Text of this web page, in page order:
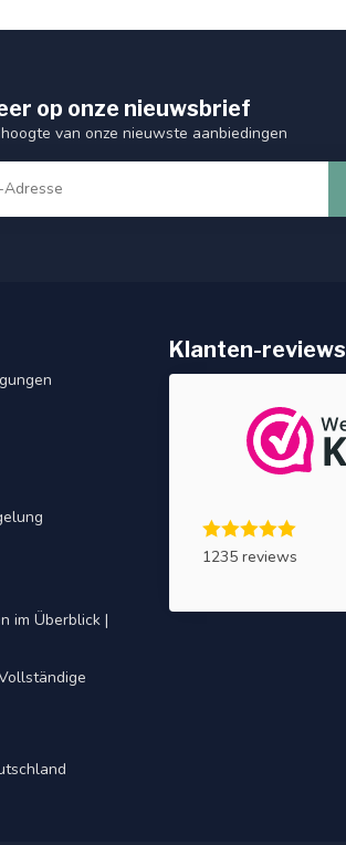
op onze nieuwsbrief
van onze nieuwste aanbiedingen
im Überblick |
Klanten-reviews
1235 reviews